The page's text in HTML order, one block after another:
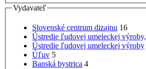
Vydavateľ
Slovenské centrum dizajnu 16
Ústredie ľudovej umeleckej výroby,
Ústredie ľudovej umeleckej výroby
Úľuv 5
Banská bystrica 4